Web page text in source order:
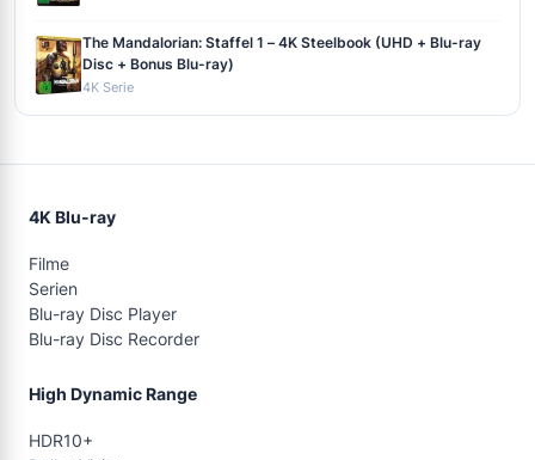
The Mandalorian: Staffel 1 – 4K Steelbook (UHD + Blu-ray
Disc + Bonus Blu-ray)
4K Serie
4K Blu-ray
Filme
Serien
Blu-ray Disc Player
Blu-ray Disc Recorder
High Dynamic Range
HDR10+